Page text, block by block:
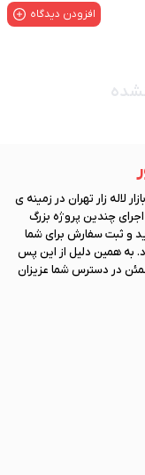
افزودن دیدگاه
بازار لاله زار تهران در زمینه ی
چندین پروژه بزرگ
نمودن خرید و ثبت سفارش برای شما
به همین دلیل از این پس
در دسترس شما عزیزان